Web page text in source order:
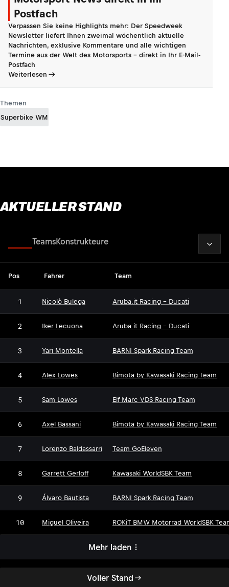
Postfach
Verpassen Sie keine Highlights mehr: Der Speedweek
Newsletter liefert Ihnen zweimal wöchentlich aktuelle
Nachrichten, exklusive Kommentare und alle wichtigen
Termine aus der Welt des Motorsports - direkt in Ihr E-Mail-
Postfach
Weiterlesen
Themen
Superbike WM
AKTUELLER STAND
Voller Stand
TeamsKonstrukteure
Pos Fahrer Team
1 Nicolò Bulega Aruba.it Racing - Ducati
2 Iker Lecuona Aruba.it Racing - Ducati
3 Yari Montella BARNI Spark Racing Team
4 Alex Lowes Bimota by Kawasaki Racing Team
5 Sam Lowes Elf Marc VDS Racing Team
6 Axel Bassani Bimota by Kawasaki Racing Team
7 Lorenzo Baldassarri Team GoEleven
8 Garrett Gerloff Kawasaki WorldSBK Team
9 Álvaro Bautista BARNI Spark Racing Team
10 Miguel Oliveira ROKiT BMW Motorrad WorldSBK
Mehr laden